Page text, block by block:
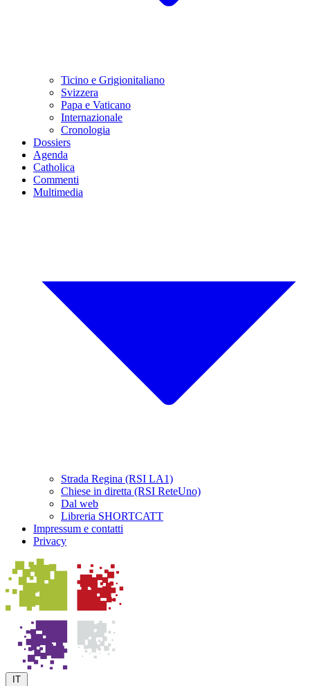
Ticino e Grigionitaliano
Svizzera
Papa e Vaticano
Internazionale
Cronologia
Dossiers
Agenda
Catholica
Commenti
Multimedia
Strada Regina (RSI LA1)
Chiese in diretta (RSI ReteUno)
Dal web
Libreria SHORTCATT
Impressum e contatti
Privacy
IT